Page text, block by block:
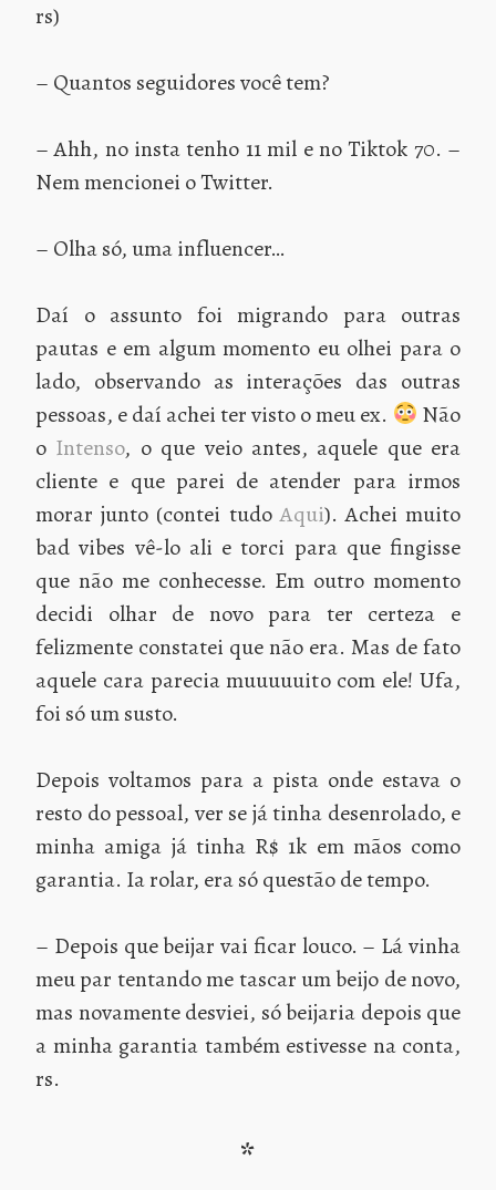
rs)
– Quantos seguidores você tem?
– Ahh, no insta tenho 11 mil e no Tiktok 70. –
Nem mencionei o Twitter.
– Olha só, uma influencer…
Daí o assunto foi migrando para outras
pautas e em algum momento eu olhei para o
lado, observando as interações das outras
pessoas, e daí achei ter visto o meu ex.
Não
o Intenso, o que veio antes, aquele que era
cliente e que parei de atender para irmos
morar junto (contei tudoAqui). Achei muito
bad vibes vê-lo ali e torci para que fingisse
que não me conhecesse. Em outro momento
decidi olhar de novo para ter certeza e
felizmente constatei que não era. Mas de fato
aquele cara parecia muuuuuito com ele! Ufa,
foi só um susto.
Depois voltamos para a pista onde estava o
resto do pessoal, ver se já tinha desenrolado, e
minha amiga já tinha R$ 1k em mãos como
garantia. Ia rolar, era só questão de tempo.
– Depois que beijar vai ficar louco. – Lá vinha
meu par tentando me tascar um beijo de novo,
mas novamente desviei, só beijaria depois que
a minha garantia também estivesse na conta,
rs.
*